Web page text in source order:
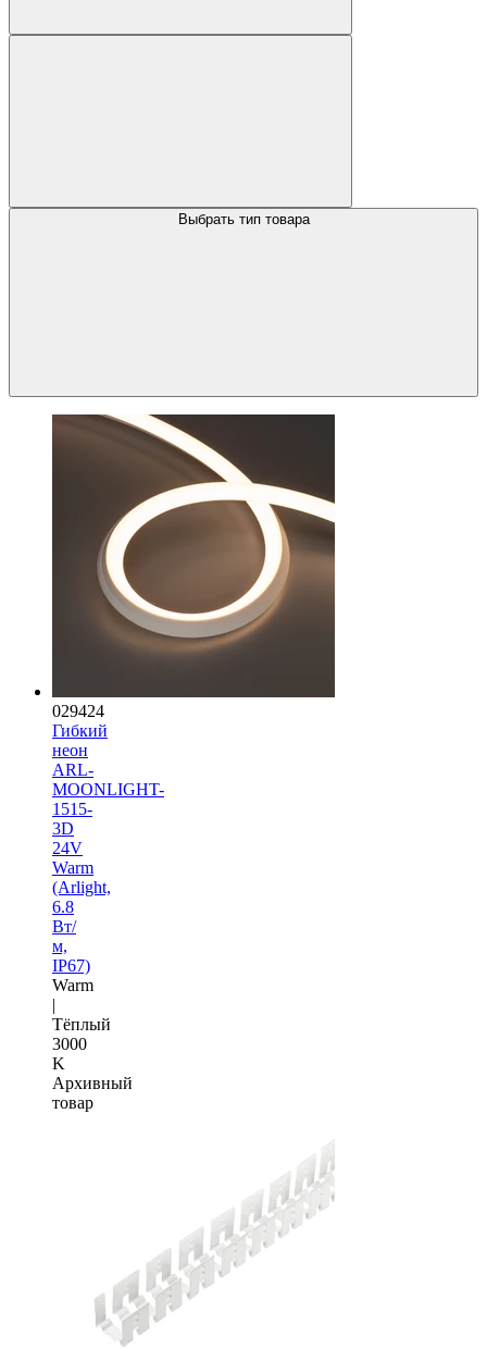
Выбрать тип товара
029424
Гибкий
неон
ARL-
MOONLIGHT-
1515-
3D
24V
Warm
(Arlight,
6.8
Вт/
м,
IP67)
Warm
|
Тёплый
3000
K
Архивный
товар